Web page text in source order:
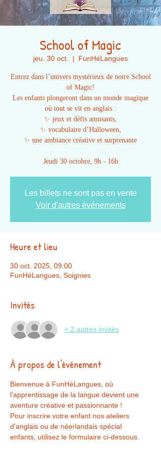
School of Magic
jeu. 30 oct.
  |
FunHéLangues
Entrez dans l’univers mystérieux de notre School
of Magic!
Les enfants plongeront dans un monde magique
où tout se vit en anglais :
✨ jeux et défis amusants,
✨ vocabulaire d’Halloween,
✨ une ambiance créative et surprenante
Jeudi 30 octobre, 9h - 16h
Les billets ne sont pas en vente
Voir d'autres événements
Heure et lieu
30 oct. 2025, 09:00
FunHéLangues, Soignies
Invités
+ 2 autres invités
À propos de l'événement
Bienvenue à FunHéLangues, où
l'apprentissage de la langue devient une
aventure créative et passionnante !
Pour inscrire votre enfant nos ateliers
d'anglais ou de néerlandais spécial
enfants, utilisez le formulaire ci-dessous.